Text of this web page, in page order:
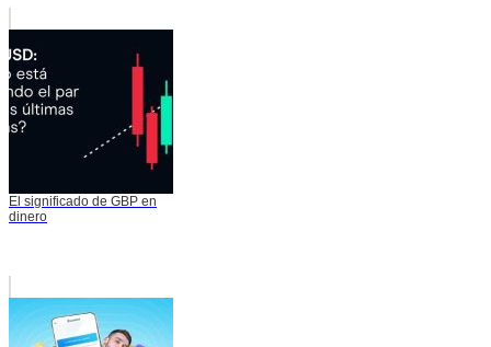
El significado de GBP en
dinero